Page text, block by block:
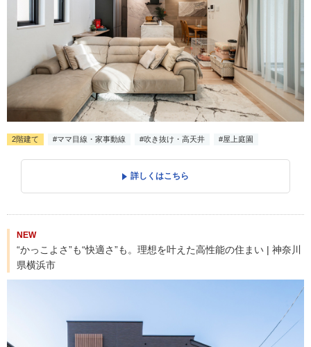
2階建て #ママ目線・家事動線 #吹き抜け・高天井 #屋上庭園
詳しくはこちら
NEW
“かっこよさ”も“快適さ”も。理想を叶えた高性能の住まい | 神奈川
県横浜市